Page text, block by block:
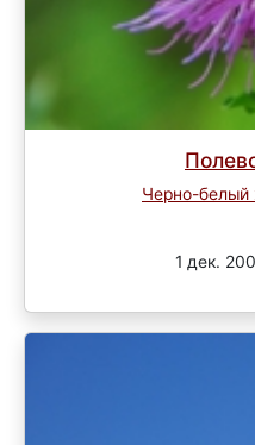
Черно-белый
1 дек.